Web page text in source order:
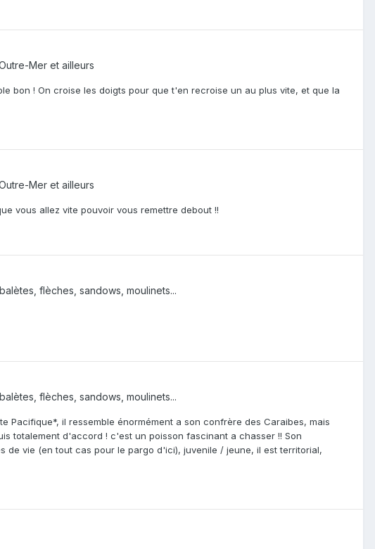
Mer et ailleurs
bon ! On croise les doigts pour que t'en recroise un au plus vite, et que la
Mer et ailleurs
vous allez vite pouvoir vous remettre debout !!
flèches, sandows, moulinets...
flèches, sandows, moulinets...
Pacifique*, il ressemble énormément a son confrère des Caraibes, mais
totalement d'accord ! c'est un poisson fascinant a chasser !! Son
de vie (en tout cas pour le pargo d'ici), juvenile / jeune, il est territorial,